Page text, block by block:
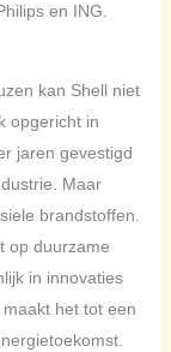
en ING.
kan Shell niet
opgericht in
jaren gevestigd
Maar
brandstoffen.
op duurzame
in innovaties
het tot een